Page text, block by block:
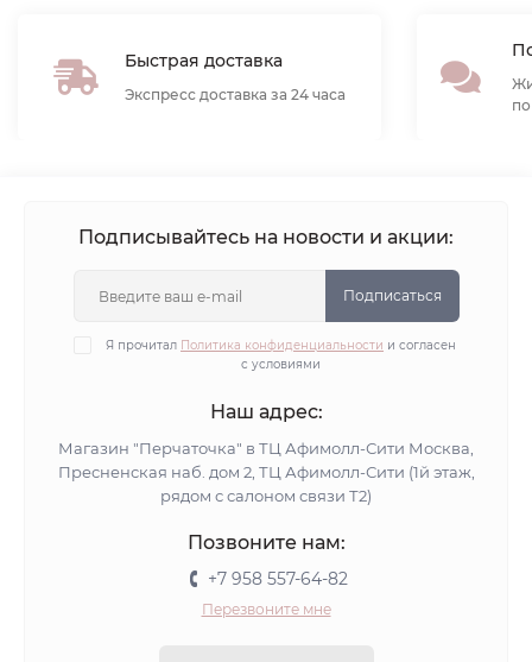
Быстрая доставка
Экспресс доставка за 24 часа
Подписывайтесь на новости и акции:
Подписаться
Я прочитал Политика конфиденциальности и согласен
с условиями
Наш адрес:
Магазин "Перчаточка" в ТЦ Афимолл-Сити Москва,
Пресненская наб. дом 2, ТЦ Афимолл-Сити (1й этаж,
рядом с салоном связи Т2)
Позвоните нам:
+7 958 557-64-82
Перезвоните мне